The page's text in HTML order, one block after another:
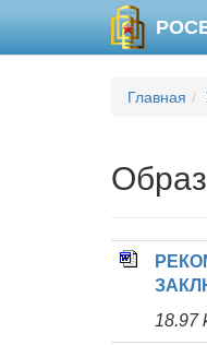
Главная
18.97